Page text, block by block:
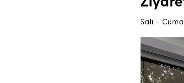
Salı -